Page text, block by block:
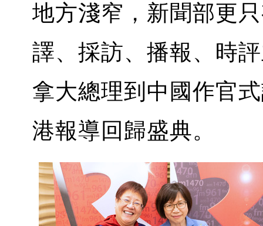
地方淺窄，新聞部更
譯、採訪、播報、時
拿大總理到中國作官
港報導回歸盛典。